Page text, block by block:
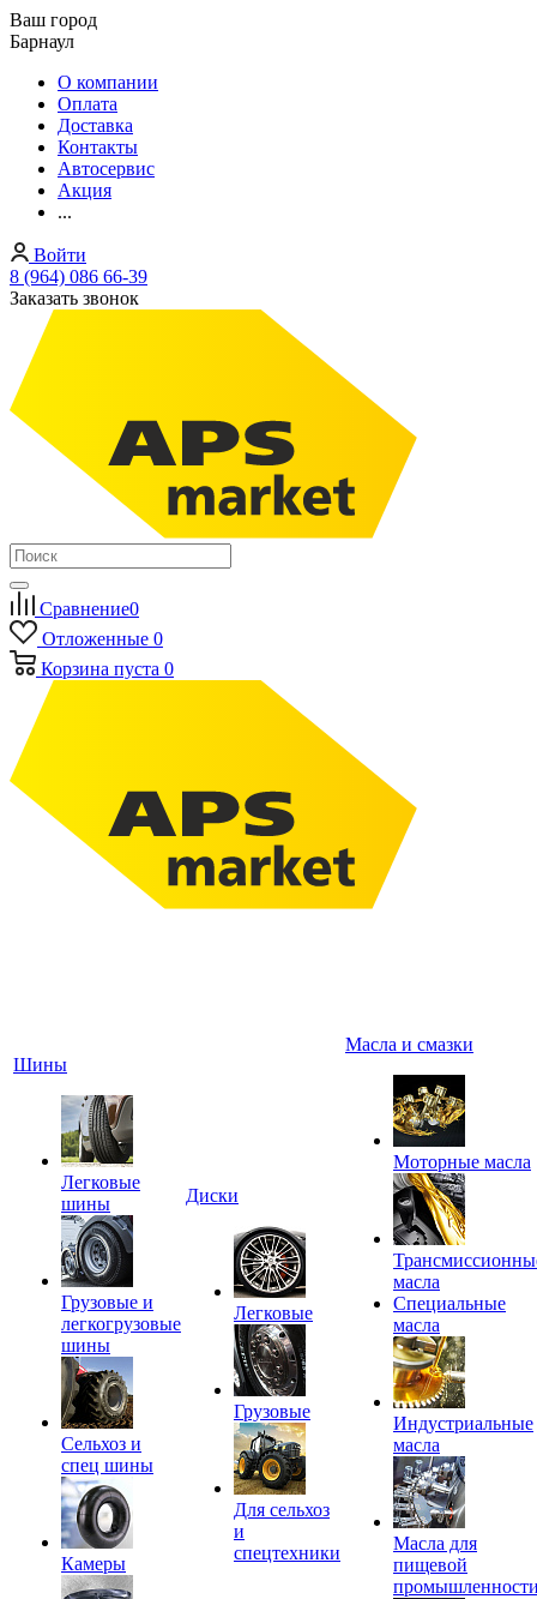
Ваш город
Барнаул
О компании
Оплата
Доставка
Контакты
Автосервис
Акция
...
Войти
8 (964) 086 66-39
Заказать звонок
Сравнение0
Отложенные 0
Корзина пуста 0
Шины
Легковые
шины
Грузовые и
легкогрузовые
шины
Сельхоз и
спец шины
Камеры
Диски
Легковые
Грузовые
Для сельхоз
и
спецтехники
Масла и смазки
Моторные масла
масла
Специальные
масла
Индустриальные
масла
Масла для
пищевой